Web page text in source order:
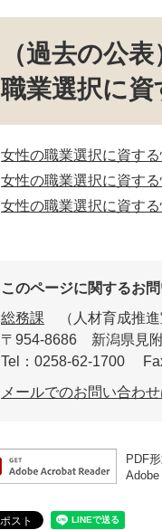
（過去の公
職業選択に資
女性の職業選択に資す
女性の職業選択に資す
女性の職業選択に資す
このページに関するお
総務課
人材育成推
〒954-8686
新潟県見
Tel：0258-62-1700
メールでのお問い合わ
PDF
Adobe